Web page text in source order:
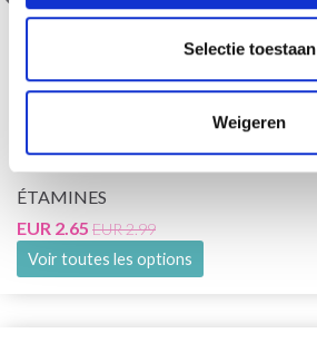
Selectie toestaan
Weigeren
ÉTAMINES
EUR 2.65 EUR 2.99
Voir toutes les options